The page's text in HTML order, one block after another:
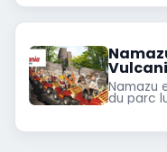
Namazu
du parc
des